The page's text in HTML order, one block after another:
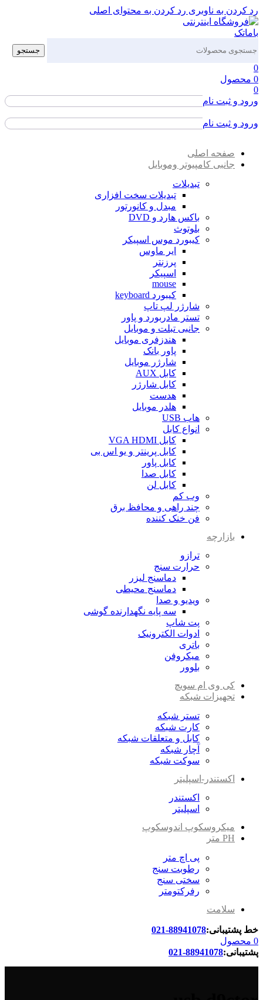
رد کردن به ناوبری رد کردن به محتوای اصلی
جستجو
0
0 محصول
0
ورود و ثبت نام
ورود / ثبت نام
ورود و ثبت نام
ورود / ثبت نام
صفحه اصلی
جانبی کامپیوتر وموبایل
تبدیلات
تبدیلات سخت افزاری
مبدل و کانورتور
باکس هارد و DVD
بلوتوث
کیبورد موس اسپیکر
ایر ماوس
پرزنتر
اسپیکر
mouse
کیبورد keyboard
شارژر لپ تاپ
تستر مادربورد و پاور
جانبی تبلت و موبایل
هندزفری موبایل
پاور بانک
شارژر موبایل
کابل AUX
کابل شارژر
هدست
هلدر موبایل
هاب USB
انواع کابل
کابل VGA HDMI
کابل پرینتر و یو اس بی
کابل پاور
کابل صدا
کابل لن
وب کم
چند راهی و محافظ برق
فن خنک کننده
بازارچه
ترازو
حرارت سنج
دماسنج لیزر
دماسنج محیطی
ویدیو و صدا
سه پایه نگهدارنده گوشی
پت شاپ
ادوات الکترونیک
باتری
میکروفن
بلوور
کی وی ام سویچ
تجهیزات شبکه
تستر شبکه
کارت شبکه
کابل و متعلقات شبکه
آچار شبکه
سوکت شبکه
اکستندر-اسپلیتر
اکستندر
اسپلیتر
میکروسکوپ اندوسکوپ
PH متر
پی اچ متر
رطوبت سنج
سختی سنج
رفرکتومتر
سلامت
خط پشتیبانی:88941078-021
0 محصول
پشتیبانی:88941078-021